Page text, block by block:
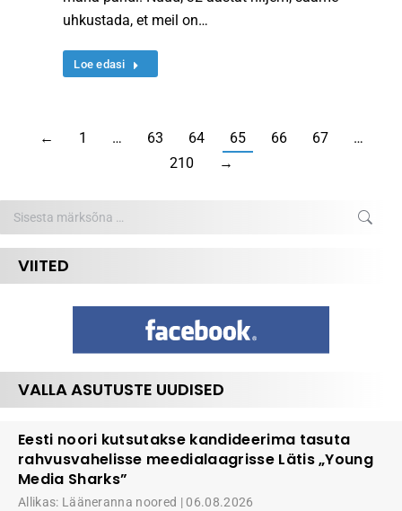
uhkustada, et meil on…
Loe edasi
← 1 … 63 64 65 66 67
…
210
→
VIITED
VALLA ASUTUSTE UUDISED
Eesti noori kutsutakse kandideerima tasuta
rahvusvahelisse meedialaagrisse Lätis „Young
Media Sharks”
Allikas: Lääneranna noored 06.08.2026